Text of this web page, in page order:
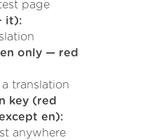
page
it):
only — red
a translation
key (red
en):
anywhere